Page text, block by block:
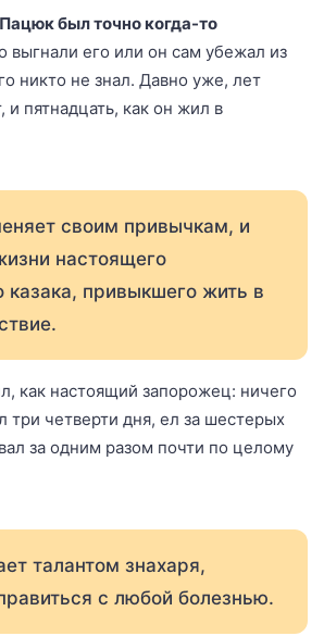
был точно когда-то
выгнали его или он сам убежал из
никто не знал. Давно уже, лет
и пятнадцать, как он жил в
своим привычкам, и
настоящего
казака, привыкшего жить в
как настоящий запорожец: ничего
три четверти дня, ел за шестерых
за одним разом почти по целому
талантом знахаря,
с любой болезнью.